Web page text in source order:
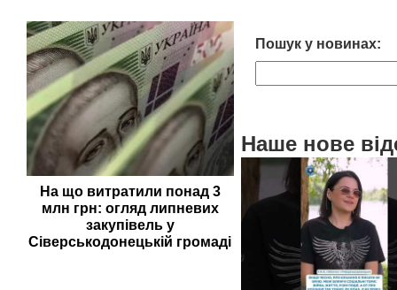
На що витратили понад 3
млн грн: огляд липневих
закупівель у
Сіверськодонецькій громаді
Пошук у новинах:
Наше нове